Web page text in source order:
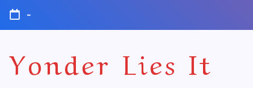
Skip
content
-
Yonder Lies It